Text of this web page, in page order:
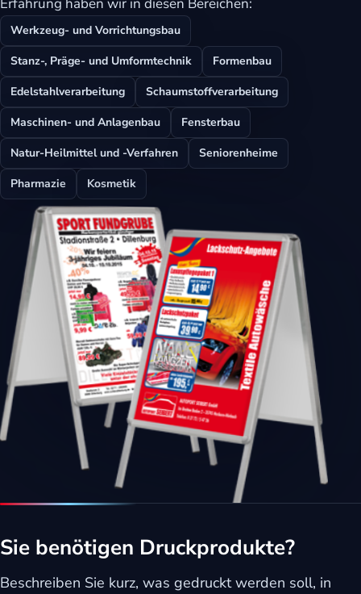
Werkzeug- und Vorrichtungsbau
Stanz-, Präge- und Umformtechnik
Formenbau
Edelstahlverarbeitung
Schaumstoffverarbeitung
Maschinen- und Anlagenbau
Fensterbau
Natur-Heilmittel und -Verfahren
Seniorenheime
Pharmazie
Kosmetik
Sie benötigen Druckprodukte?
Beschreiben Sie kurz, was gedruckt werden soll, in